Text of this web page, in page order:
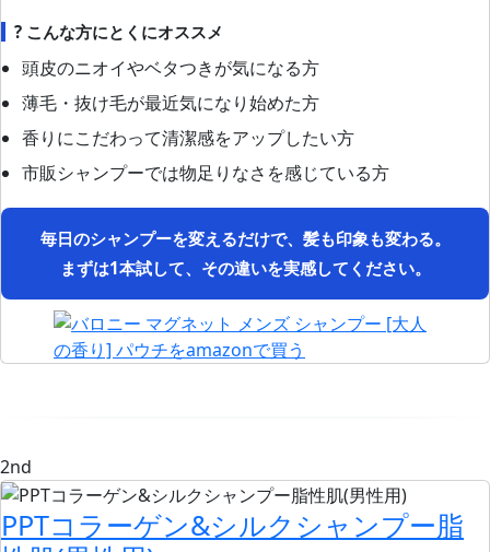
? こんな方にとくにオススメ
頭皮のニオイやベタつきが気になる方
薄毛・抜け毛が最近気になり始めた方
香りにこだわって清潔感をアップしたい方
市販シャンプーでは物足りなさを感じている方
毎日のシャンプーを変えるだけで、髪も印象も変わる。
まずは1本試して、その違いを実感してください。
2nd
PPTコラーゲン&シルクシャンプー脂